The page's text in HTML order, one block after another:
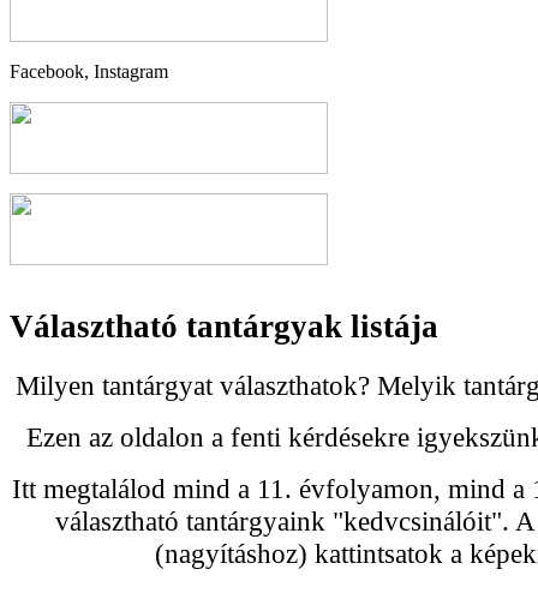
Facebook, Instagram
Választható tantárgyak listája
Milyen tantárgyat választhatok? Melyik
Ezen az oldalon a fenti kérdésekre
Itt megtalálod mind a 11. évfolyamon, mind a
választható tantárgyaink "kedvcsinálóit". A
(nagyításhoz) kattintsatok a